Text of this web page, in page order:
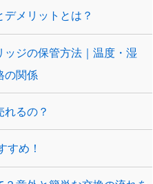
デメリットとは？
ジの保管方法｜温度・湿
の関係
れるの？
すめ！